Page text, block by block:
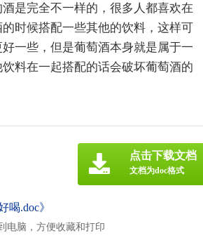
是完全不一样的，很多人都喜欢在
时候搭配一些其他的饮料，这样可
一些，但是葡萄酒本身就是属于一
料在一起搭配的话会破坏葡萄酒的
喝.doc》
电脑，方便收藏和打印
点击下载文档
文档为doc格式